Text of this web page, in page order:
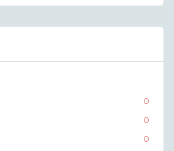
0
0
0